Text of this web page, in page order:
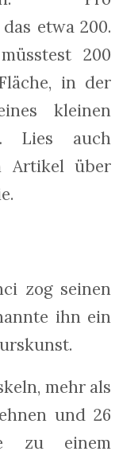
etwa 200.
200
in der
kleinen
Lies auch
Artikel über
zog seinen
ihn ein
mehr als
und 26
zu einem